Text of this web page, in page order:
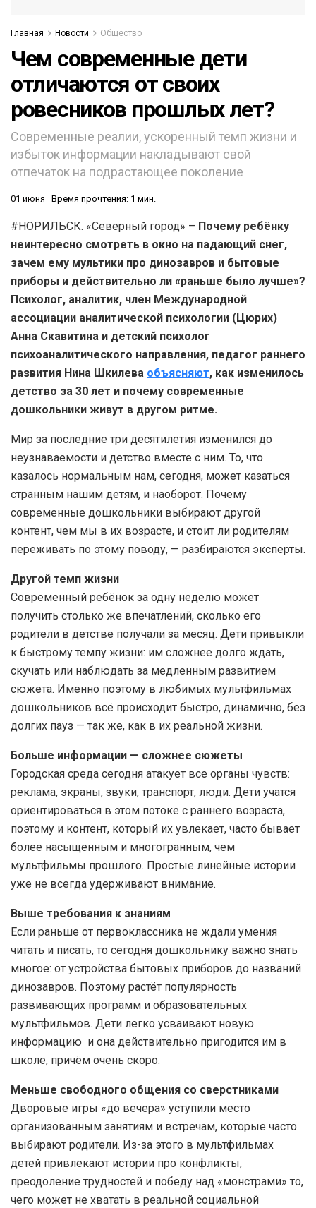
Главная Новости Общество
Чем современные дети
отличаются от своих
ровесников прошлых лет?
Современные реалии, ускоренный темп жизни и
избыток информации накладывают свой
отпечаток на подрастающее поколение
01 июня Время прочтения: 1 мин.
#НОРИЛЬСК. «Северный город» – Почему ребёнку
неинтересно смотреть в окно на падающий снег,
зачем ему мультики про динозавров и бытовые
приборы и действительно ли «раньше было лучше»?
Психолог, аналитик, член Международной
ассоциации аналитической психологии (Цюрих)
Анна Скавитина и детский психолог
психоаналитического направления, педагог раннего
развития Нина Шкилева объясняют, как изменилось
детство за 30 лет и почему современные
дошкольники живут в другом ритме.
Мир за последние три десятилетия изменился до
неузнаваемости и детство вместе с ним. То, что
казалось нормальным нам, сегодня, может казаться
странным нашим детям, и наоборот. Почему
современные дошкольники выбирают другой
контент, чем мы в их возрасте, и стоит ли родителям
переживать по этому поводу, — разбираются эксперты.
Другой темп жизни
Современный ребёнок за одну неделю может
получить столько же впечатлений, сколько его
родители в детстве получали за месяц. Дети привыкли
к быстрому темпу жизни: им сложнее долго ждать,
скучать или наблюдать за медленным развитием
сюжета. Именно поэтому в любимых мультфильмах
дошкольников всё происходит быстро, динамично, без
долгих пауз — так же, как в их реальной жизни.
Больше информации — сложнее сюжеты
Городская среда сегодня атакует все органы чувств:
реклама, экраны, звуки, транспорт, люди. Дети учатся
ориентироваться в этом потоке с раннего возраста,
поэтому и контент, который их увлекает, часто бывает
более насыщенным и многогранным, чем
мультфильмы прошлого. Простые линейные истории
уже не всегда удерживают внимание.
Выше требования к знаниям
Если раньше от первоклассника не ждали умения
читать и писать, то сегодня дошкольнику важно знать
многое: от устройства бытовых приборов до названий
динозавров. Поэтому растёт популярность
развивающих программ и образовательных
мультфильмов. Дети легко усваивают новую
информацию и она действительно пригодится им в
школе, причём очень скоро.
Меньше свободного общения со сверстниками
Дворовые игры «до вечера» уступили место
организованным занятиям и встречам, которые часто
выбирают родители. Из-за этого в мультфильмах
детей привлекают истории про конфликты,
преодоление трудностей и победу над «монстрами» то,
чего может не хватать в реальной социальной